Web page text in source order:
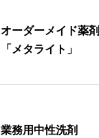
オーダーメイド薬剤
「メタライト」
業務用中性洗剤